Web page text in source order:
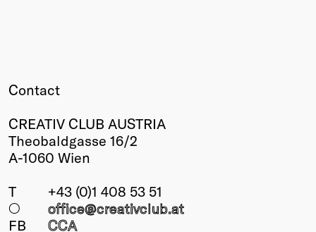
Contact
CREATIV CLUB AUSTRIA
Theobaldgasse 16/2
A-1060 Wien
T
+43 (0)1 408 53 51
○
office@creativclub.at
FB
CCA